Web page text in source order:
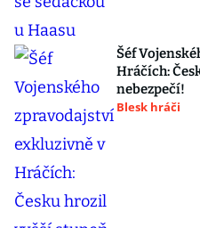
Šéf
Hráčích:
nebezpečí!
Blesk hráči